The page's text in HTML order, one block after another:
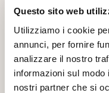
Questo sito web
Utilizziamo i cookie
annunci, per fornire
analizzare il nostro
informazioni sul
nostri partner che si
01 13